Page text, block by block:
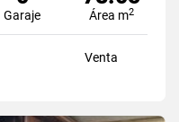
Garaje Área m2
Venta